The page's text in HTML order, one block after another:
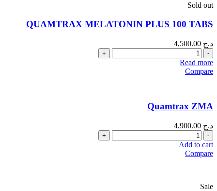
Sold out
QUAMTRAX MELATONIN PLUS 100 TABS
د.ج
Quantity
Read more
Compare
Quamtrax ZMA
د.ج
Quantity
Add to cart
Compare
Sale